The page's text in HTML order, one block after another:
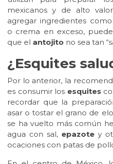
mexicanos y de alto
agregar ingredientes como
o crema en exceso,
que el antojito no sea tan
¿Esquites
Por lo anterior, la
es consumir los esquites
recordar que la
asar o tostar el grano de
se ha vuelto más común
agua con sal, epazotey
ocaciones con patas de